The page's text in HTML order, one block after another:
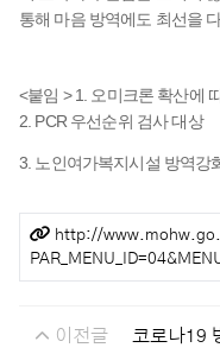
통해 마음 방역에도 최선을
<붙임 > 1. 오미크론 확산에
2. PCR 우선순위 검사 대상
3. 노인여가복지시설 방역강
관련링크http://
이전글
코로나19